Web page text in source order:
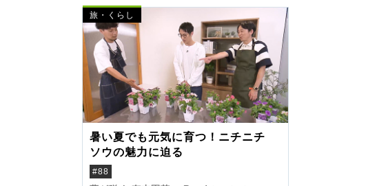
旅・くらし
暑い夏でも元気に育つ！ニチニチ
ソウの魅力に迫る
#88